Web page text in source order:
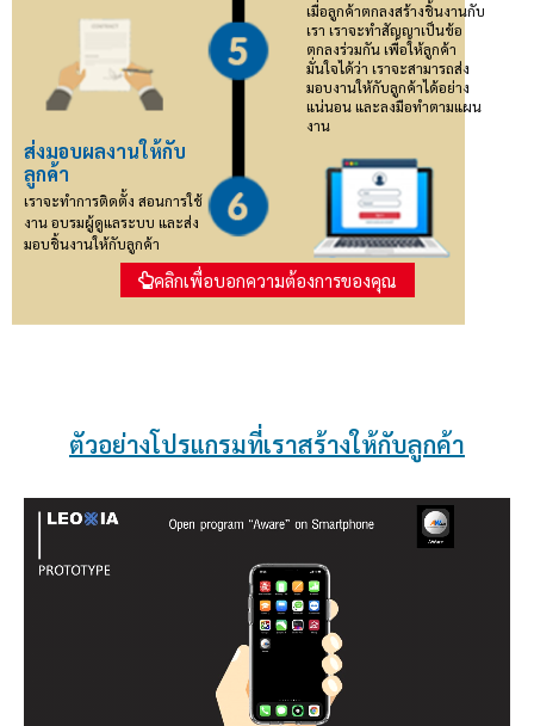
เมื่อลูกค้าตกลงสร้างชิ้นงานกับ
เรา เราจะทำสัญญาเป็นข้อ
ตกลงร่วมกัน เพื่อให้ลูกค้า
มั่นใจได้ว่า เราจะสามารถส่ง
มอบงานให้กับลูกค้าได้อย่าง
แน่นอน และลงมือทำตามแผน
งาน
ส่งมอบผลงานให้กับ
ลูกค้า
เราจะทำการติดตั้ง สอนการใช้
งาน อบรมผู้ดูแลระบบ และส่ง
มอบชิ้นงานให้กับลูกค้า
คลิกเพื่อบอกความต้องการของคุณ
ตัวอย่างโปรแกรมที่เราสร้างให้กับลูกค้า